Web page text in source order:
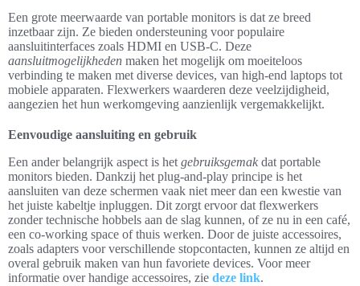
Een grote meerwaarde van portable monitors is dat ze breed
inzetbaar zijn. Ze bieden ondersteuning voor populaire
aansluitinterfaces zoals HDMI en USB-C. Deze
aansluitmogelijkheden maken het mogelijk om moeiteloos
verbinding te maken met diverse devices, van high-end laptops tot
mobiele apparaten. Flexwerkers waarderen deze veelzijdigheid,
aangezien het hun werkomgeving aanzienlijk vergemakkelijkt.
Eenvoudige aansluiting en gebruik
Een ander belangrijk aspect is het gebruiksgemak dat portable
monitors bieden. Dankzij het plug-and-play principe is het
aansluiten van deze schermen vaak niet meer dan een kwestie van
het juiste kabeltje inpluggen. Dit zorgt ervoor dat flexwerkers
zonder technische hobbels aan de slag kunnen, of ze nu in een café,
een co-working space of thuis werken. Door de juiste accessoires,
zoals adapters voor verschillende stopcontacten, kunnen ze altijd en
overal gebruik maken van hun favoriete devices. Voor meer
informatie over handige accessoires, zie deze link.